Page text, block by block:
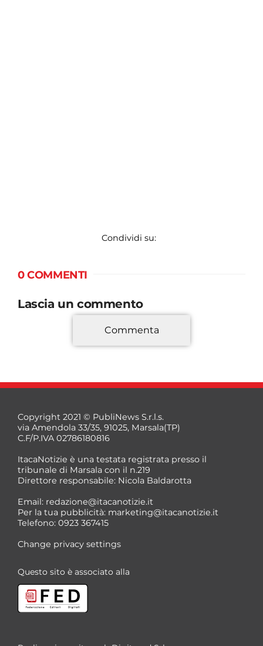
Condividi su:
0 COMMENTI
Lascia un commento
*
*
Commenta
Copyright 2021 © PubliNews S.r.l.s.
via Amendola 33/35, 91025, Marsala(TP)
C.F/P.IVA 02786180816
ItacaNotizie è una testata registrata presso il
tribunale di Marsala con il n.219
Direttore responsabile: Nicola Baldarotta
Email: redazione@itacanotizie.it
Per la tua pubblicità: marketing@itacanotizie.it
Telefono: 0923 367415
Change privacy settings
Questo sito è associato alla